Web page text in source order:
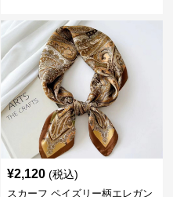
¥2,120 (税込)
スカーフ ペイズリー柄エレガン